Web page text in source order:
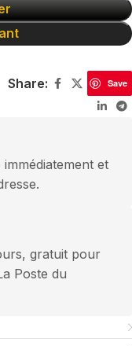
Share: Save
et
gratuit pour
Poste du